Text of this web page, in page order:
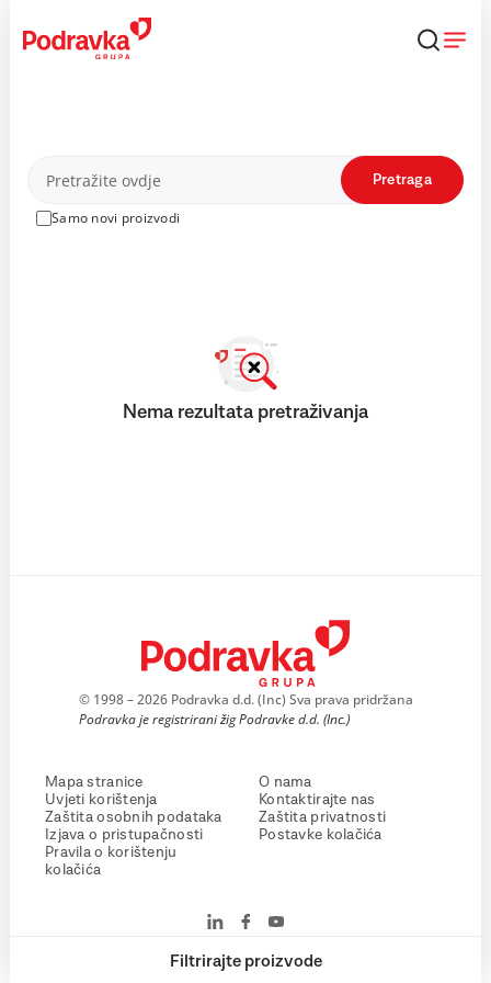
content
Proizvodi
Samo novi proizvodi
Pretraga
Filtrirajte proizvode
Nema rezultata pretraživanja
© 1998 – 2026 Podravka d.d. (Inc) Sva prava pridržana
Podravka je registrirani žig Podravke d.d. (Inc.)
Mapa stranice
Uvjeti korištenja
Zaštita osobnih podataka
Izjava o pristupačnosti
Pravila o korištenju
kolačića
O nama
Kontaktirajte nas
Zaštita privatnosti
Postavke kolačića